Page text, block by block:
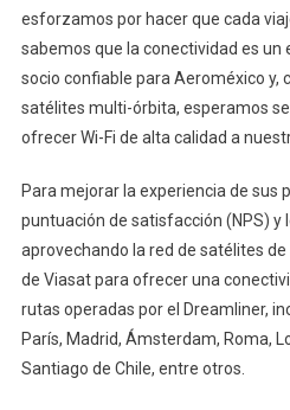
esforzamos por hacer que cada
sabemos que la conectividad es un
socio confiable para Aeroméxico y,
satélites multi-órbita, esperamos
ofrecer Wi-Fi de alta calidad a
Para mejorar la experiencia de sus
puntuación de satisfacción (NPS) y
aprovechando la red de satélites
de Viasat para ofrecer una
rutas operadas por el Dreamliner,
París, Madrid, Ámsterdam, Roma,
Santiago de Chile, entre otros.